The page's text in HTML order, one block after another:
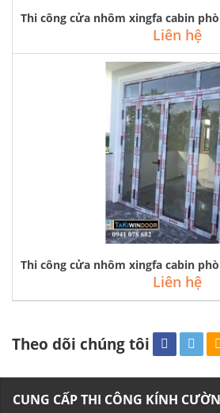
Liên hệ
Liên hệ
Theo dõi chúng tôi
CUNG CẤP THI CÔNG KÍNH